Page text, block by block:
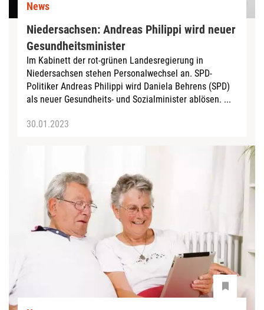
News
Niedersachsen: Andreas Philippi wird neuer
Gesundheitsminister
Im Kabinett der rot-grünen Landesregierung in
Niedersachsen stehen Personalwechsel an. SPD-
Politiker Andreas Philippi wird Daniela Behrens (SPD)
als neuer Gesundheits- und Sozialminister ablösen. ...
30.01.2023